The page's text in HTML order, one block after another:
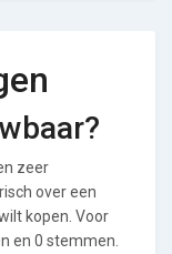
zeer
over een
kopen. Voor
en 0 stemmen.